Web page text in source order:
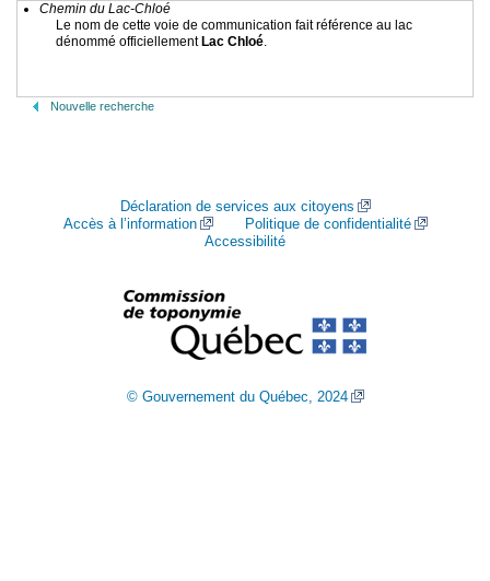
Chemin du Lac-Chloé
Le nom de cette voie de communication fait référence au lac
dénommé officiellement Lac Chloé.
Nouvelle recherche
Déclaration de services aux citoyens
Accès à l’information
Politique de confidentialité
Accessibilité
© Gouvernement du Québec, 2024